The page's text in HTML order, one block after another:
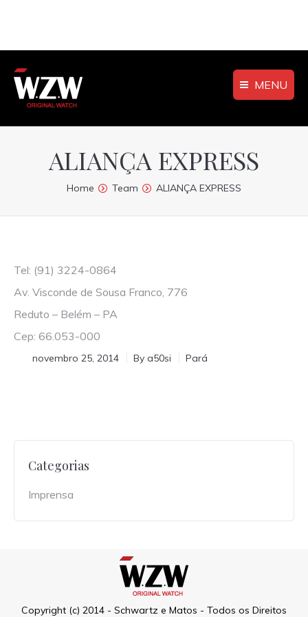
MENU
ALIANÇA EXPRESS
You are here:Home Team ALIANÇA EXPRESS
Tel: (91) 3224-0864
Av. Visconde de Sousa Franco, 776
Reduto – Belém – PA
Cep: 66.053-000
novembro 25, 2014 By a50si Pará
Categorias
Imprensa
Copyright (c) 2014 - Schwartz e Matos - Todos os Direitos